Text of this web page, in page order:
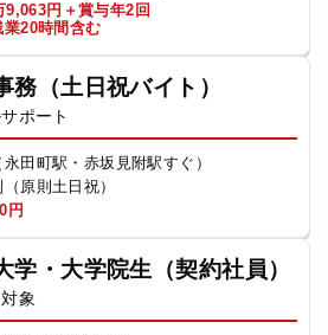
9,063円＋賞与年2回
20時間含む
務（土日祝バイト）
ポート
田町駅・赤坂見附駅すぐ）
原則土日祝）
円
学・大学院生（契約社員）
象